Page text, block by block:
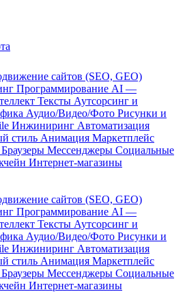
сайтов (SEO, GEO)
Программирование AI —
Тексты Аутсорсинг и
Аудио/Видео/Фото Рисунки и
Инжиниринг Автоматизация
стиль Анимация Маркетплейс
Браузеры Мессенджеры Социальные
Интернет-магазины
сайтов (SEO, GEO)
Программирование AI —
Тексты Аутсорсинг и
Аудио/Видео/Фото Рисунки и
Инжиниринг Автоматизация
стиль Анимация Маркетплейс
Браузеры Мессенджеры Социальные
Интернет-магазины